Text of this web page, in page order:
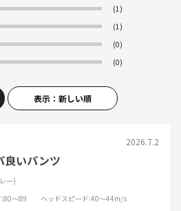
(1)
(1)
(0)
(0)
表示：新しい順
2026.7.2
良いパンツ
ー)
:80～89 ヘッドスピード:40～44m/s